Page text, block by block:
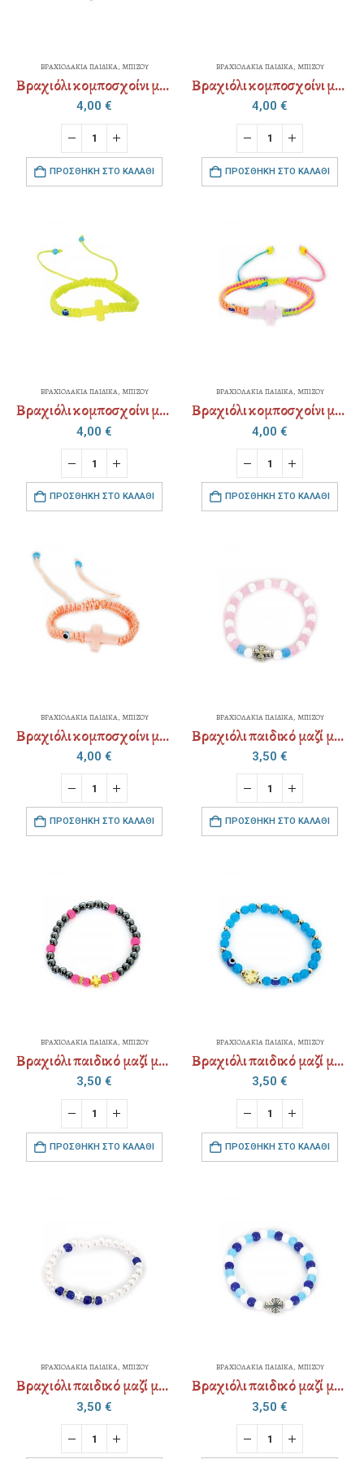
ΒΡΑΧΙΟΛΑΚΙΑ ΠΑΙΔΙΚΑ, ΜΠΙΖΟΥ
Βραχιόλι κομποσχοίνι με αυξομείωση
4,00 €
ΠΡΟΣΘΉΚΗ ΣΤΟ ΚΑΛΆΘΙ
ΒΡΑΧΙΟΛΑΚΙΑ ΠΑΙΔΙΚΑ, ΜΠΙΖΟΥ
Βραχιόλι κομποσχοίνι με αυξομείωση
4,00 €
ΠΡΟΣΘΉΚΗ ΣΤΟ ΚΑΛΆΘΙ
ΒΡΑΧΙΟΛΑΚΙΑ ΠΑΙΔΙΚΑ, ΜΠΙΖΟΥ
Βραχιόλι κομποσχοίνι με αυξομείωση
4,00 €
ΠΡΟΣΘΉΚΗ ΣΤΟ ΚΑΛΆΘΙ
ΒΡΑΧΙΟΛΑΚΙΑ ΠΑΙΔΙΚΑ, ΜΠΙΖΟΥ
Βραχιόλι κομποσχοίνι με αυξομείωση
4,00 €
ΠΡΟΣΘΉΚΗ ΣΤΟ ΚΑΛΆΘΙ
ΒΡΑΧΙΟΛΑΚΙΑ ΠΑΙΔΙΚΑ, ΜΠΙΖΟΥ
Βραχιόλι κομποσχοίνι με αυξομείωση
4,00 €
ΠΡΟΣΘΉΚΗ ΣΤΟ ΚΑΛΆΘΙ
ΒΡΑΧΙΟΛΑΚΙΑ ΠΑΙΔΙΚΑ, ΜΠΙΖΟΥ
Βραχιόλι παιδικό μαζί με χάρτινη παιδική συσκευασία
3,50 €
ΠΡΟΣΘΉΚΗ ΣΤΟ ΚΑΛΆΘΙ
ΒΡΑΧΙΟΛΑΚΙΑ ΠΑΙΔΙΚΑ, ΜΠΙΖΟΥ
Βραχιόλι παιδικό μαζί με χάρτινη παιδική συσκευασία
3,50 €
ΠΡΟΣΘΉΚΗ ΣΤΟ ΚΑΛΆΘΙ
ΒΡΑΧΙΟΛΑΚΙΑ ΠΑΙΔΙΚΑ, ΜΠΙΖΟΥ
Βραχιόλι παιδικό μαζί με χάρτινη παιδική συσκευασία
3,50 €
ΠΡΟΣΘΉΚΗ ΣΤΟ ΚΑΛΆΘΙ
ΒΡΑΧΙΟΛΑΚΙΑ ΠΑΙΔΙΚΑ, ΜΠΙΖΟΥ
Βραχιόλι παιδικό μαζί με χάρτινη παιδική συσκευασία
3,50 €
ΒΡΑΧΙΟΛΑΚΙΑ ΠΑΙΔΙΚΑ, ΜΠΙΖΟΥ
Βραχιόλι παιδικό μαζί με χάρτινη παιδική συσκευασία
3,50 €